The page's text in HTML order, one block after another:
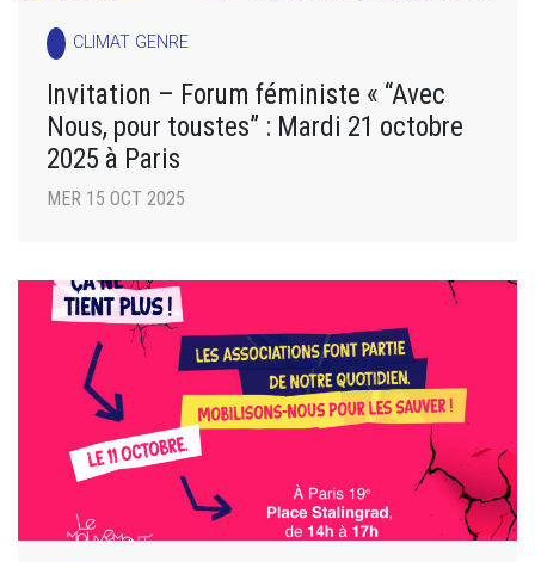
CLIMAT GENRE
Invitation – Forum féministe « “Avec
Nous, pour toustes” : Mardi 21 octobre
2025 à Paris
MER 15 OCT 2025